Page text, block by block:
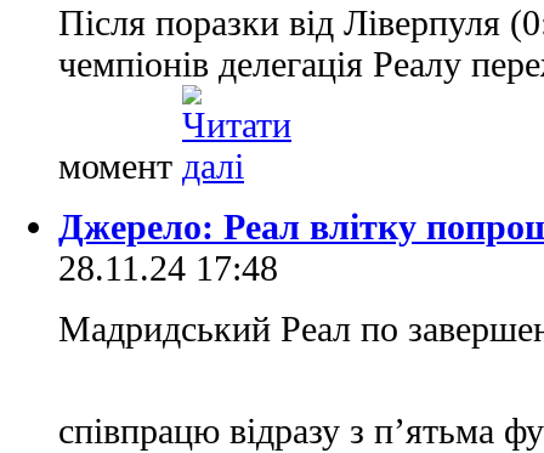
Після поразки від Ліверпуля
чемпіонів делегація Реалу
момент
Джерело: Реал влітку
28.11.24 17:48
Мадридський Реал по
співпрацю відразу з п’ятьма